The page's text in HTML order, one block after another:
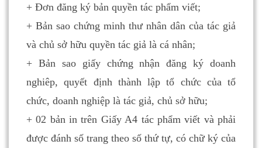
+ Đơn đăng ký bản quyền tác phẩm viết;
+ Bản sao chứng minh thư nhân dân của tác giả
và chủ sở hữu quyền tác giả là cá nhân;
+ Bản sao giấy chứng nhận đăng ký doanh
nghiêp, quyết định thành lập tổ chức của tổ
chức, doanh nghiệp là tác giả, chủ sở hữu;
+ 02 bản in trên Giấy A4 tác phẩm viết và phải
được đánh số trang theo số thứ tự, có chữ ký của